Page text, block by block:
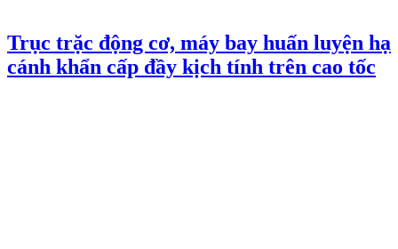
Trục trặc động cơ, máy bay huấn luyện hạ
cánh khẩn cấp đầy kịch tính trên cao tốc